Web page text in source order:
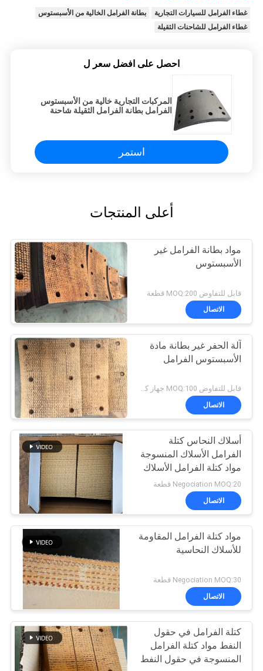
غطاء الفرامل للسيارات التجارية
بطانة الفرامل الخالية من الأسبستوس
غطاء الفرامل للشاحنات الثقيلة
احصل على افضل سعر ل
المركبات التجارية خالية من الأسبستوس
الفرامل بطانة الفرامل الثقيلة شاحنة
استمر
أعلى المنتجات
مواد بطانة الفرامل غير
الأسبستوس
قابل للتفاوض MOQ:200 قطعة
الاتصال
آلة الحفر غير بطانة مادة
الأسبستوس الفرامل
قابل للتفاوض MOQ:100 جهاز كمبيوتر شخصى
الاتصال
أسلاك النحاس كتلة
الفرامل الأسلاك المنسوجة
مواد كتلة الفرامل الأسلاك
النحاسية المقوية
Negociation MOQ:20 قطعة
الاتصال
مواد كتلة الفرامل المقاومة
للأسلاك النحاسية
Negociation MOQ:30 قطعة
الاتصال
كتلة الفرامل في حقول
النفط مواد كتلة الفرامل
المنسوجة في حقول النفط